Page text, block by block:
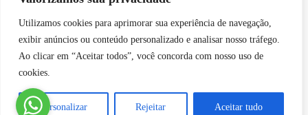
Utilizamos cookies para aprimorar sua experiência de navegação,
exibir anúncios ou conteúdo personalizado e analisar nosso tráfego.
Ao clicar em “Aceitar todos”, você concorda com nosso uso de
cookies.
Personalizar Rejeitar Aceitar tudo
CPA – Comissão Própria de Avaliação
Núcleo de Apoio Psicopedagógico
Programa de Iniciação Científica da Faculdade Futura
Núcleo de Arte e Cultura